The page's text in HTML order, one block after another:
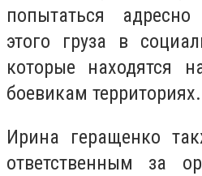
попытаться
этого груза в
которые находятся
боевикам территориях.
Ирина геращенко
ответственным за